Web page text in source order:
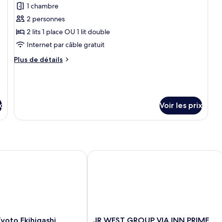
photos
pour
ce
type
de
chambre :
No
1 chambre
2 personnes
2 lits 1 place OU 1 lit double
Internet par câble gratuit
Plus de détails
Plus
de
chambre
of
Voir les prix
Ekihigashi
Ekihigashi
JR
JR WEST GROUP VIA INN PRIME
JR WEST GROUP VIA INN PRIME